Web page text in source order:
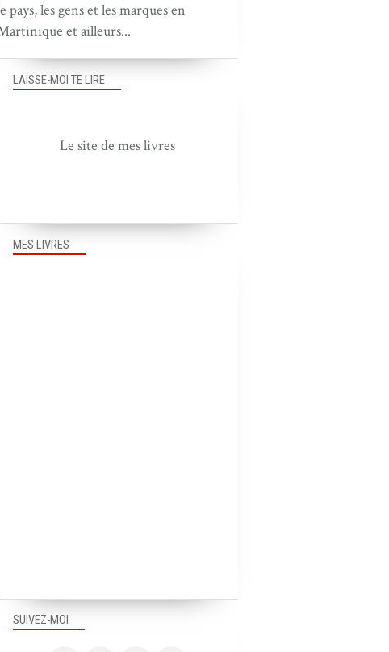
SUIVEZ-MOI
pays, les gens et les marques en
et ailleurs...
MES LIVRES
LAISSE-MOI TE LIRE
Le site de mes livres